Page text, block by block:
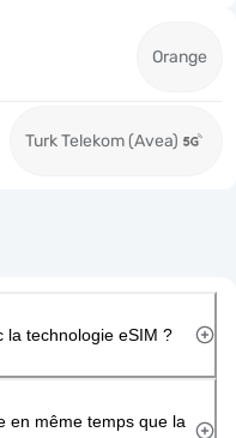
Orange
Turk Telekom (Avea)
la technologie eSIM ?
en même temps que la